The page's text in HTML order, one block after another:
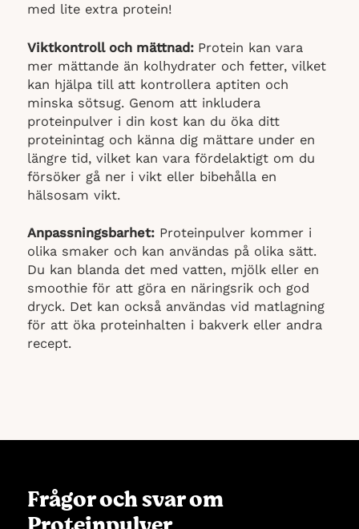
med lite extra protein!
Viktkontroll och mättnad: Protein kan vara
mer mättande än kolhydrater och fetter, vilket
kan hjälpa till att kontrollera aptiten och
minska sötsug. Genom att inkludera
proteinpulver i din kost kan du öka ditt
proteinintag och känna dig mättare under en
längre tid, vilket kan vara fördelaktigt om du
försöker gå ner i vikt eller bibehålla en
hälsosam vikt.
Anpassningsbarhet:Proteinpulver kommer i
olika smaker och kan användas på olika sätt.
Du kan blanda det med vatten, mjölk eller en
smoothie för att göra en näringsrik och god
dryck. Det kan också användas vid matlagning
för att öka proteinhalten i bakverk eller andra
recept.
Frågor och svar om